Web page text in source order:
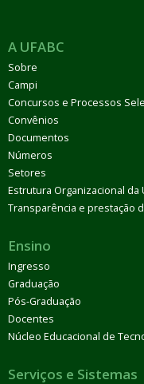
A UFABC
Sobre
Campi
Concursos e Processos
Convênios
Documentos
Números
Setores
Estrutura Organizacional da
Transparência e prestação
Ensino
Ingresso
Graduação
Pós-Graduação
Docentes
Núcleo Educacional de
Serviços e Sistemas